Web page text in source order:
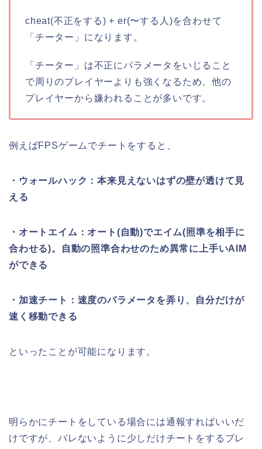
cheat(不正をする) + er(〜する人)を合わせて
「チーター」になります。
「チーター」は不正にパラメータをいじること
で周りのプレイヤーよりも強くなるため、他の
プレイヤーから嫌われることが多いです。
例えばFPSゲームでチートをすると、
・ウォールハック：本来見えないはずの壁が透けて見
える
・オートエイム：オート(自動)でエイム(照準を相手に
合わせる)。自動の照準合わせのため異常に上手いAIM
ができる
・加速チート：速度のパラメータを弄り、自分だけが
速く移動できる
といったことが可能になります。
明らかにチートをしている場合には通報すればいいだ
けですが、バレないように少しだけチートをするプレ